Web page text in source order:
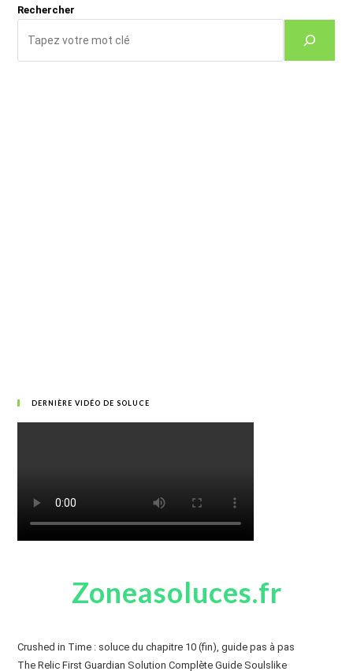
Rechercher
DERNIÈRE VIDÉO DE SOLUCE
Zoneasoluces.fr
Crushed in Time : soluce du chapitre 10 (fin), guide pas à pas
The Relic First Guardian Solution Complète Guide Soulslike